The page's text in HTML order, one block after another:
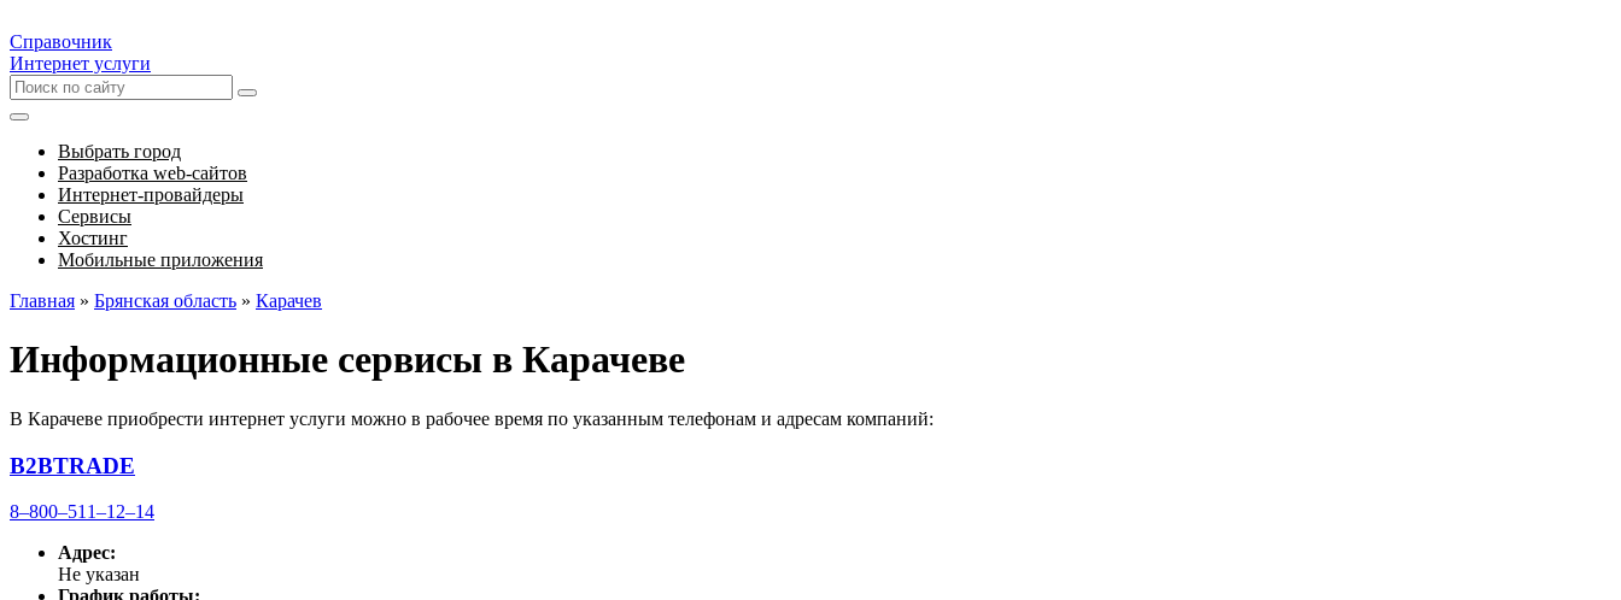
Справочник
Интернет услуги
Выбрать город
Разработка web-сайтов
Интернет-провайдеры
Сервисы
Хостинг
Мобильные приложения
Главная » Брянская область » Карачев
Информационные сервисы в Карачеве
В Карачеве приобрести интернет услуги можно в рабочее время по указанным телефонам и адресам компаний:
B2BTRADE
8‒800‒511‒12‒14
Адрес:
Не указан